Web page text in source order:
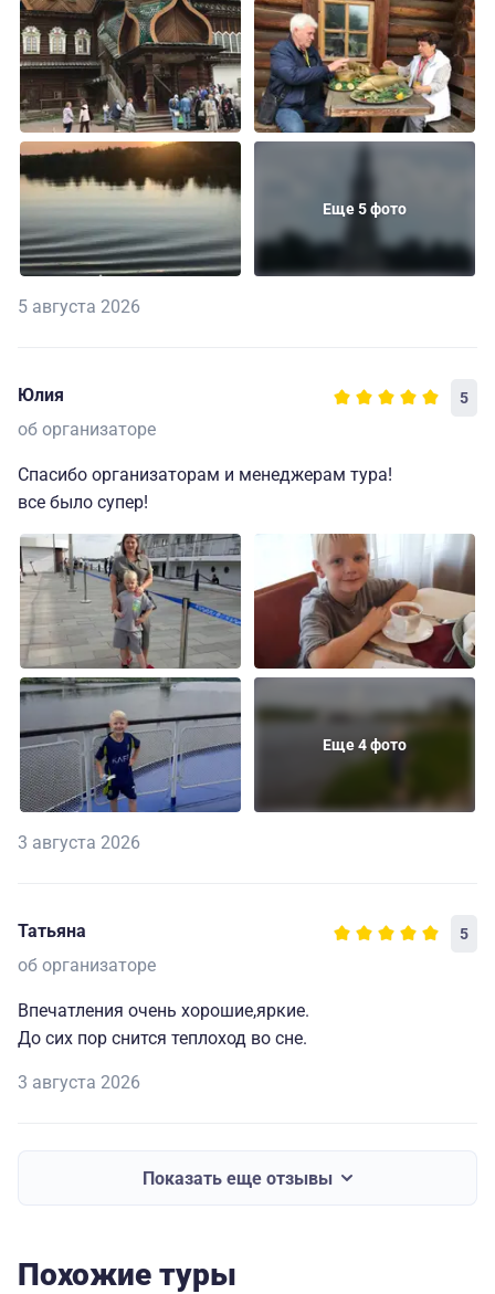
Еще 5 фото
5 августа 2026
Юлия 5
об организаторе
Спасибо организаторам и менеджерам тура!
все было супер!
Еще 4 фото
3 августа 2026
Татьяна 5
об организаторе
Впечатления очень хорошие,яркие.
До сих пор снится теплоход во сне.
3 августа 2026
Показать еще отзывы
Похожие туры